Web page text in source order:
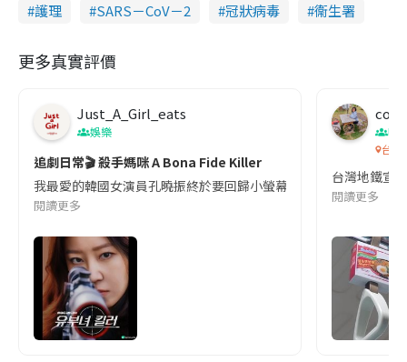
護理
SARS－CoV－2 冠狀病毒 衞生署
更多真實評價
Just_A_Girl_eats
娛樂
追劇日常🎬 殺手媽咪 A Bona Fide Killer
我最愛的韓國女演員孔曉振終於要回歸小螢幕啦!這次的劇本改編
閱讀更多
co
吹
台灣
台灣地鐵宣
閱讀更多